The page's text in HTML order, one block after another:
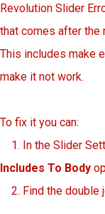
Revolution Slider
that comes after the
This includes make
make it not work.
To fix it you can:
1. In the Slider
Includes To Body
2. Find the double